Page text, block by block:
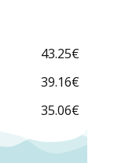
43.25€
39.16€
35.06€